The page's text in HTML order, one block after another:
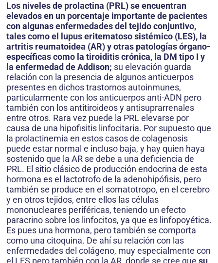
Los niveles de prolactina (PRL) se encuentran
elevados en un porcentaje importante de pacientes
con algunas enfermedades del tejido conjuntivo,
tales como el lupus eritematoso sistémico (LES), la
artritis reumatoidea (AR) y otras patologías órgano-
específicas como la tiroiditis crónica, la DM tipo I y
la enfermedad de Addison; su elevación guarda
relación con la presencia de algunos anticuerpos
presentes en dichos trastornos autoinmunes,
particularmente con los anticuerpos anti-ADN pero
también con los antitiroideos y antisuprarrenales
entre otros. Rara vez puede la PRL elevarse por
causa de una hipofisitis linfocitaria. Por supuesto que
la prolactinemia en estos casos de colagenosis
puede estar normal e incluso baja, y hay quien haya
sostenido que la AR se debe a una deficiencia de
PRL. El sitio clásico de producción endocrina de esta
hormona es el lactotrofo de la adenohipófisis, pero
también se produce en el somatotropo, en el cerebro
y en otros tejidos, entre ellos las células
mononucleares periféricas, teniendo un efecto
paracrino sobre los linfocitos, ya que es linfopoyética.
Es pues una hormona, pero también se comporta
como una citoquina. De ahí su relación con las
enfermedades del colágeno, muy especialmente con